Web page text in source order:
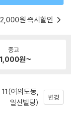
원 즉시할인
중고
원~
여의도동,
일신빌딩)
변경